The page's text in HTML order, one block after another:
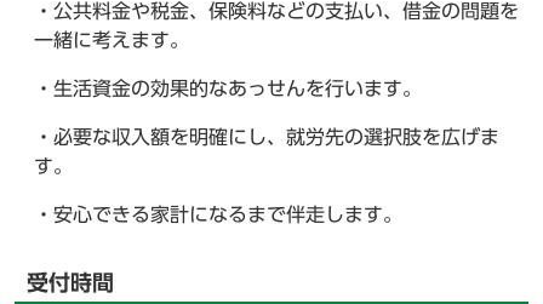
・公共料金や税金、保険料などの支払い、借金の問題を
一緒に考えます。
・生活資金の効果的なあっせんを行います。
・必要な収入額を明確にし、就労先の選択肢を広げま
す。
・安心できる家計になるまで伴走します。
受付時間